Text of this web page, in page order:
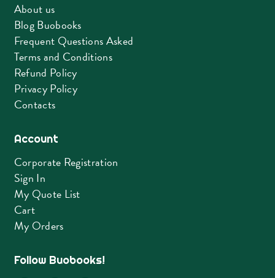
About us
Blog Buobooks
Frequent Questions Asked
Terms and Conditions
Refund Policy
Privacy Policy
Contacts
Account
Corporate Registration
Sign In
My Quote List
Cart
My Orders
Follow Buobooks!